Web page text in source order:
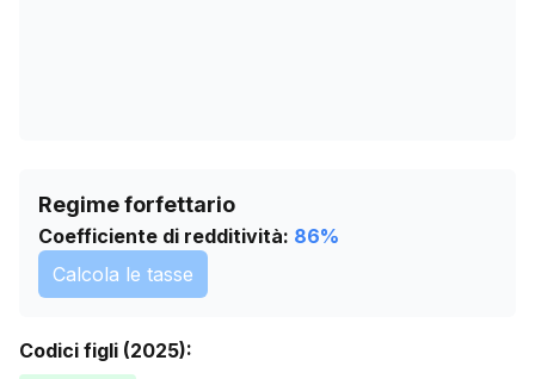
Regime forfettario
Coefficiente di redditività: 86%
Calcola le tasse
Codici figli (2025):